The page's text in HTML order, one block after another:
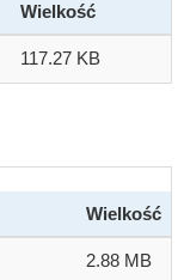
Wielkość
117.27 KB
Wielkość
2.88 MB